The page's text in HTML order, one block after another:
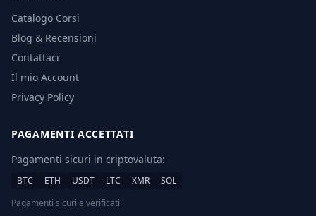
Catalogo Corsi
Blog & Recensioni
Contattaci
Il mio Account
Privacy Policy
PAGAMENTI ACCETTATI
Pagamenti sicuri in criptovaluta:
BTC ETH USDT LTC XMR
SOL
Pagamenti sicuri e verificati